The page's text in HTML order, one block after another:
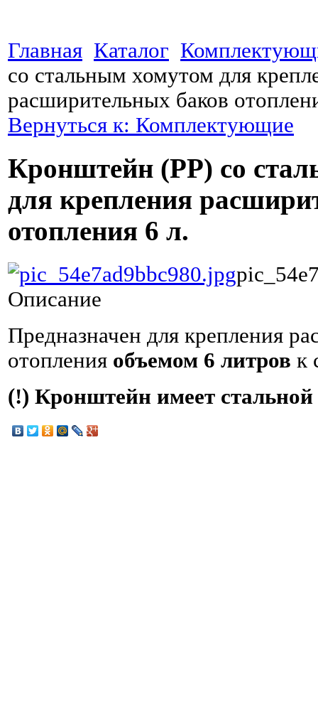
Главная Каталог
со стальным хомутом для
расширительных баков
Вернуться к: Комплектующие
Кронштейн (РР) со
для крепления
отопления 6 л.
Описание
Предназначен для крепления
отопления объемом 6 литров к
(!) Кронштейн имеет стальной